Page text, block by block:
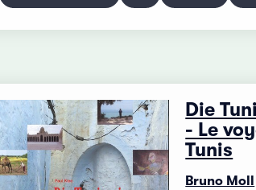
Die
- Le
Tunis
Bruno Moll